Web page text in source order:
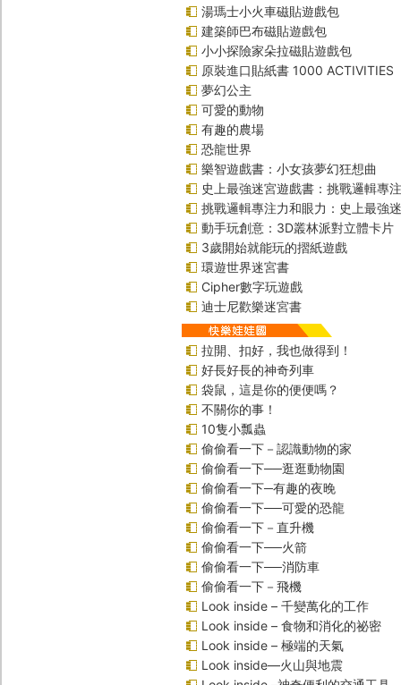
湯瑪士小火車磁貼遊戲包
建築師巴布磁貼遊戲包
小小探險家朵拉磁貼遊戲包
原裝進口貼紙書 1000 ACTIVITIES
夢幻公主
可愛的動物
有趣的農場
恐龍世界
樂智遊戲書：小女孩夢幻狂想曲
史上最強迷宮遊戲書：挑戰邏輯專
挑戰邏輯專注力和眼力：史上最強
動手玩創意：3D叢林派對立體卡片
3歲開始就能玩的摺紙遊戲
環遊世界迷宮書
Cipher數字玩遊戲
迪士尼歡樂迷宮書
拉開、扣好，我也做得到！
好長好長的神奇列車
袋鼠，這是你的便便嗎？
不關你的事！
10隻小瓢蟲
偷偷看一下－認識動物的家
偷偷看一下──逛逛動物園
偷偷看一下─有趣的夜晚
偷偷看一下──可愛的恐龍
偷偷看一下－直升機
偷偷看一下──火箭
偷偷看一下──消防車
偷偷看一下－飛機
Look inside – 千變萬化的工作
Look inside – 食物和消化的祕密
Look inside – 極端的天氣
Look inside—火山與地震